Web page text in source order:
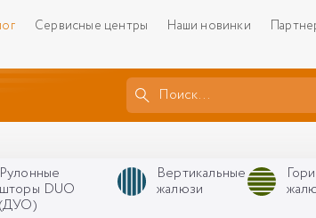
Сервисные центры Наши новинки
Рулонные
шторы DUO
(ДУО)
Вертикальные
жалюзи